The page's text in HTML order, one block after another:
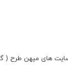
های میهن طرح (